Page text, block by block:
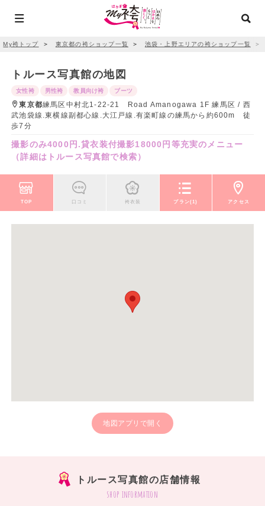
My袴トップ ＞ 東京都の袴ショップ一覧 ＞ 池袋・上野エリアの袴ショップ一覧 ＞
トルース写真館の地図
女性袴 男性袴 教員向け袴 ブーツ
東京都練馬区中村北1-22-21 Road Amanogawa 1F 練馬区 / 西
武池袋線.東横線副都心線.大江戸線.有楽町線の練馬から約600m 徒
歩7分
撮影のみ4000円.貸衣装付撮影18000円等充実のメニュー
（詳細はトルース写真館で検索）
TOP 口コミ 袴衣装 プラン(1) アクセス
地図アプリで開く
トルース写真館の店舗情報
shop information